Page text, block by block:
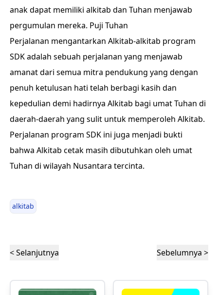
anak dapat memiliki alkitab dan Tuhan menjawab
pergumulan mereka. Puji Tuhan
Perjalanan mengantarkan Alkitab-alkitab program
SDK adalah sebuah perjalanan yang menjawab
amanat dari semua mitra pendukung yang dengan
penuh ketulusan hati telah berbagi kasih dan
kepedulian demi hadirnya Alkitab bagi umat Tuhan di
daerah-daerah yang sulit untuk memperoleh Alkitab.
Perjalanan program SDK ini juga menjadi bukti
bahwa Alkitab cetak masih dibutuhkan oleh umat
Tuhan di wilayah Nusantara tercinta.
alkitab
< Selanjutnya Sebelumnya >